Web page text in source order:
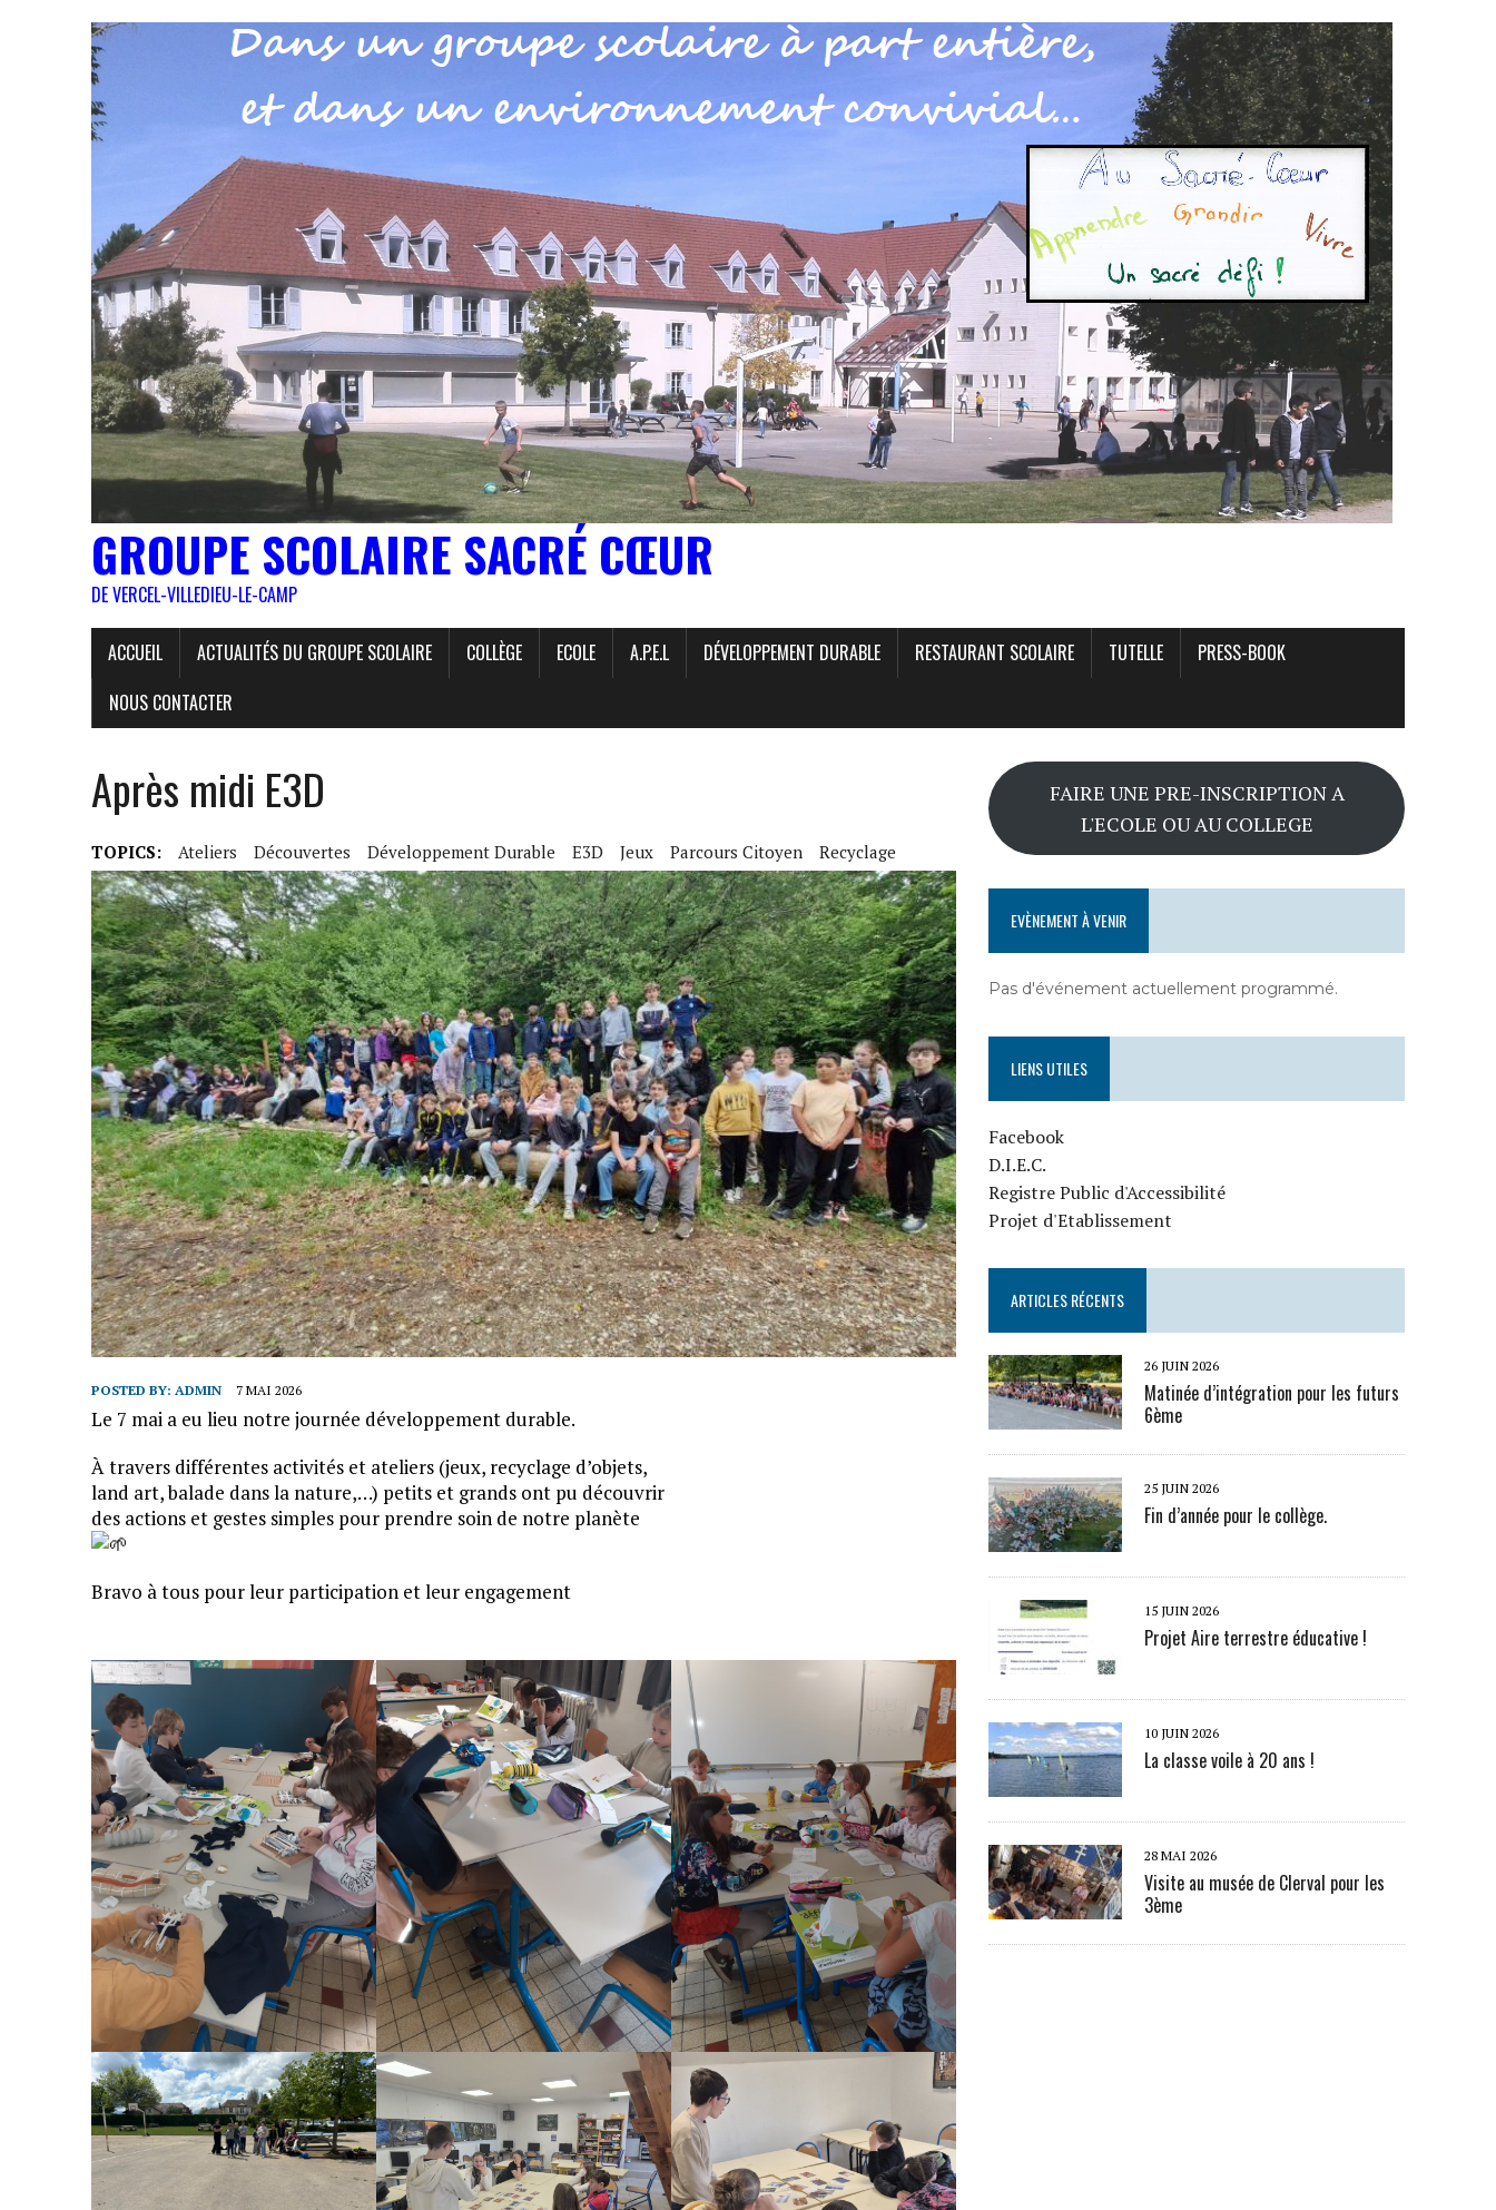
GROUPE SCOLAIRE SACRÉ CŒUR
DE VERCEL-VILLEDIEU-LE-CAMP
ACCUEIL ACTUALITÉS DU GROUPE SCOLAIRE COLLÈGE ECOLE A.P.E.L DÉVELOPPEMENT DURABLE RESTAURANT SCOLAIRE TUTELLE
PRESS-BOOK
NOUS CONTACTER
Après midi E3D
TOPICS: Ateliers Découvertes Développement Durable E3D Jeux Parcours Citoyen Recyclage
POSTED BY: ADMIN 7 MAI 2026
Le 7 mai a eu lieu notre journée développement durable.
À travers différentes activités et ateliers (jeux, recyclage d’objets,
land art, balade dans la nature,…) petits et grands ont pu découvrir
des actions et gestes simples pour prendre soin de notre planète
Bravo à tous pour leur participation et leur engagement
FAIRE UNE PRE-INSCRIPTION A
L'ECOLE OU AU COLLEGE
EVÈNEMENT À VENIR
Pas d'événement actuellement programmé.
LIENS UTILES
Facebook
D.I.E.C.
Registre Public d'Accessibilité
Projet d'Etablissement
ARTICLES RÉCENTS
26 JUIN 2026
Matinée d’intégration pour les futurs
6ème
25 JUIN 2026
Fin d’année pour le collège.
15 JUIN 2026
Projet Aire terrestre éducative !
10 JUIN 2026
La classe voile à 20 ans !
28 MAI 2026
Visite au musée de Clerval pour les
3ème